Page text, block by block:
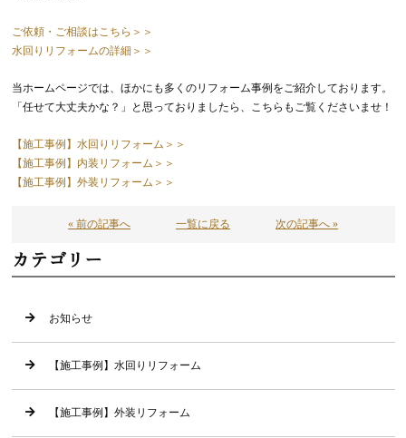
ご依頼・ご相談はこちら＞＞
水回りリフォームの詳細＞＞
当ホームページでは、ほかにも多くのリフォーム事例をご紹介しております。
「任せて大丈夫かな？」と思っておりましたら、こちらもご覧くださいませ！
【施工事例】水回りリフォーム＞＞
【施工事例】内装リフォーム＞＞
【施工事例】外装リフォーム＞＞
« 前の記事へ 一覧に戻る 次の記事へ »
カテゴリー
お知らせ
【施工事例】水回りリフォーム
【施工事例】外装リフォーム